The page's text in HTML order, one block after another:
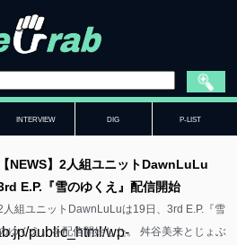
INTERVIEW DIG P-LIST
public_html/wp-
【NEWS】2人組ユニットDawnLuLu
E.P.『雪のゆくえ』配信開始
人組ユニットDawnLuLuは19日、3rd E.P.『雪
ゆくえ』を配信開始した。 舛谷美来とじょぶ